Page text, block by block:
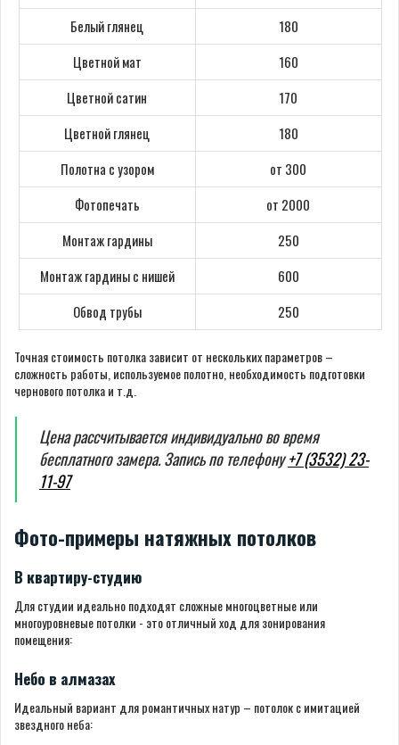
Белый глянец
180
Цветной мат
160
Цветной сатин
170
Цветной глянец
180
Полотна с узором
от 300
Фотопечать
от 2000
Монтаж гардины
250
Монтаж гардины с нишей
600
Обвод трубы
250
Точная стоимость потолка зависит от нескольких параметров –
сложность работы, используемое полотно, необходимость подготовки
чернового потолка и т.д.
Цена рассчитывается индивидуально во время
бесплатного замера. Запись по телефону+7 (3532) 23-
11-97
Фото-примеры натяжных потолков
В квартиру-студию
Для студии идеально подходят сложные многоцветные или
многоуровневые потолки - это отличный ход для зонирования
помещения:
Небо в алмазах
Идеальный вариант для романтичных натур – потолок с имитацией
звездного неба: